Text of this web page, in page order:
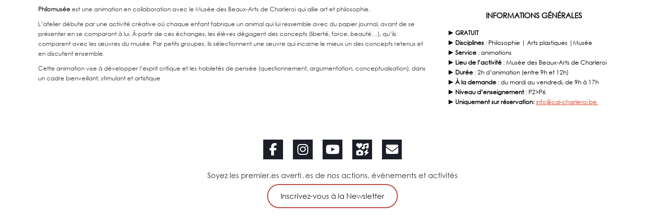
Philomuséeest une animation en collaboration avec le Musée des Beaux-Arts de Charleroi qui allie art et philosophie.
L’atelier débute par une activité créative où chaque enfant fabrique un animal qui lui ressemble avec du papier journal, avant de se
présenter en se comparant à lui. À partir de ces échanges, les élèves dégagent des concepts (liberté, force, beauté…), qu’ils
comparent avec les œuvres du musée. Par petits groupes, ils sélectionnent une œuvre qui incarne le mieux un des concepts retenus et
en discutent ensemble.
Cette animation vise à développer l’esprit critique et les habiletés de pensée (questionnement, argumentation, conceptualisation), dans
un cadre bienveillant, stimulant et artistique
INFORMATIONS GÉNÉRALES
► GRATUIT
► Disciplines : Philosophie | Arts plastiques |Musée
► Service : animations
► Lieu de l’activité : Musée des Beaux-Arts de Charleroi
► Durée : 2h d’animation (entre 9h et 12h)
► À la demande : du mardi au vendredi, de 9h à 17h
► Niveau d’enseignement: P2>P6
► Uniquement sur réservation:info@cal-charleroi.be
Soyez les premier.es averti․es de nos actions, évènements et activités
Inscrivez-vous à la Newsletter